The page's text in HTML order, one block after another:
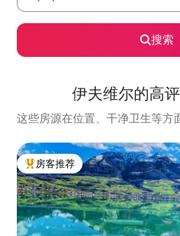
搜索
伊夫维尔的高
这些房源在位置、干净卫生等方
热门「房客推荐」
房客推荐